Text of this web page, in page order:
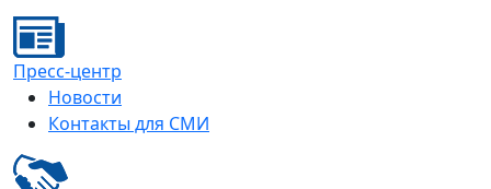
Пресс-центр
Новости
Контакты для СМИ